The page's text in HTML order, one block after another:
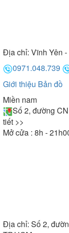
Địa chỉ: Vĩnh Yên
0971.048.739
Giới thiệu Bản đồ
Miền nam
Số 2, đường
tiết >>
Mở cửa : 8h -
Địa chỉ: Số 2,